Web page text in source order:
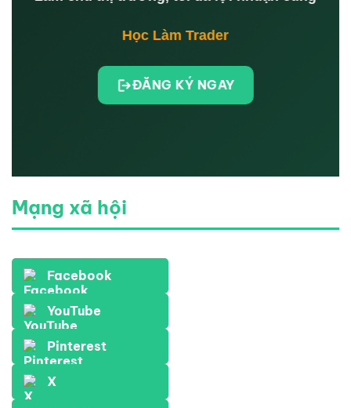
Học Làm Trader
ĐĂNG KÝ NGAY
Mạng xã hội
Facebook
YouTube
Pinterest
X